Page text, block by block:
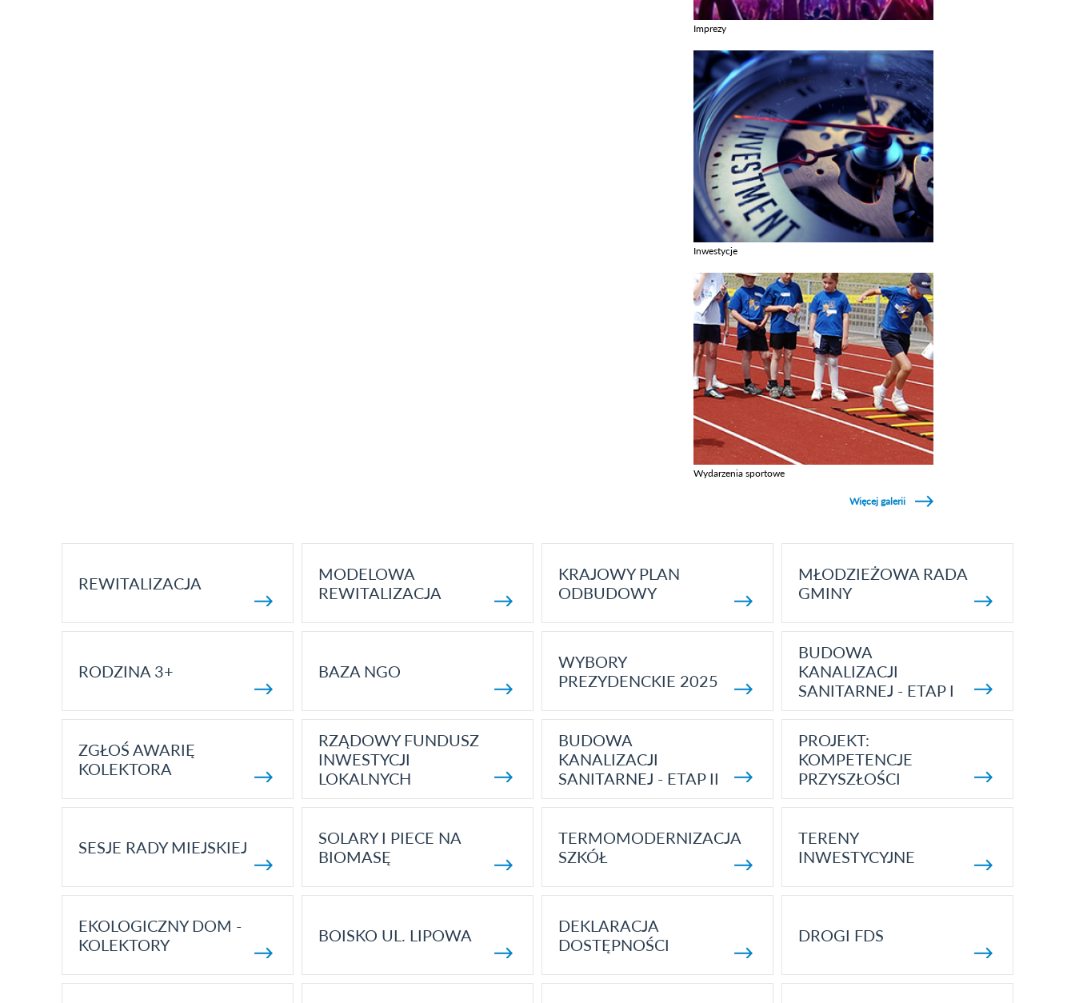
Imprezy
Inwestycje
Wydarzenia sportowe
Więcej galerii
REWITALIZACJA
MODELOWA
REWITALIZACJA
KRAJOWY PLAN
ODBUDOWY
MŁODZIEŻOWA RADA
GMINY
RODZINA 3+ BAZA NGO
WYBORY
PREZYDENCKIE 2025
BUDOWA
KANALIZACJI
SANITARNEJ - ETAP I
ZGŁOŚ AWARIĘ
KOLEKTORA
RZĄDOWY FUNDUSZ
INWESTYCJI
LOKALNYCH
BUDOWA
KANALIZACJI
SANITARNEJ - ETAP II
PROJEKT:
KOMPETENCJE
PRZYSZŁOŚCI
SESJE RADY MIEJSKIEJ
SOLARY I PIECE NA
BIOMASĘ
TERMOMODERNIZACJA
SZKÓŁ
TERENY
INWESTYCYJNE
EKOLOGICZNY DOM -
KOLEKTORY
BOISKO UL. LIPOWA
DEKLARACJA
DOSTĘPNOŚCI
DROGI FDS